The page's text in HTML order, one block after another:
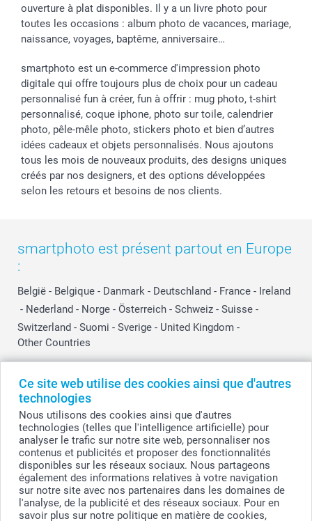
Ce site web utilise des cookies ainsi que d'autres
technologies
Nous utilisons des cookies ainsi que d'autres
technologies (telles que l'intelligence artificielle) pour
analyser le trafic sur notre site web, personnaliser nos
contenus et publicités et proposer des fonctionnalités
disponibles sur les réseaux sociaux. Nous partageons
également des informations relatives à votre navigation
sur notre site avec nos partenaires dans les domaines de
l'analyse, de la publicité et des réseaux sociaux. Pour en
savoir plus sur notre politique en matière de cookies,
ouverture à plat disponibles. Il y a un livre photo pour
toutes les occasions : album photo de vacances, mariage,
naissance, voyages, baptême, anniversaire…
smartphoto est un e-commerce d'impression photo
digitale qui offre toujours plus de choix pour un cadeau
personnalisé fun à créer, fun à offrir : mug photo, t-shirt
personnalisé, coque iphone, photo sur toile, calendrier
photo, pêle-mêle photo, stickers photo et bien d’autres
idées cadeaux et objets personnalisés. Nous ajoutons
tous les mois de nouveaux produits, des designs uniques
créés par nos designers, et des options développées
selon les retours et besoins de nos clients.
smartphoto est présent partout en Europe
:
België - Belgique - Danmark - Deutschland - France - Ireland
- Nederland - Norge - Österreich - Schweiz - Suisse -
Switzerland - Suomi - Sverige - United Kingdom -
Other Countries
© smartphoto group. Tous droits réservés
smartphoto group SA.
Siège social : Kwatrechtsteenweg 160, 9230 Wetteren, Belgique
Numéro de TVA BE 0405.706.755
Numéro d'entreprise 0405.706.755.
Coordonnées bancaires: IBAN BE71 2850 2711 5569 - BIC: GEBABEBB
Tous les prix sont en EURO (€), TVA incluse et hors frais de port.